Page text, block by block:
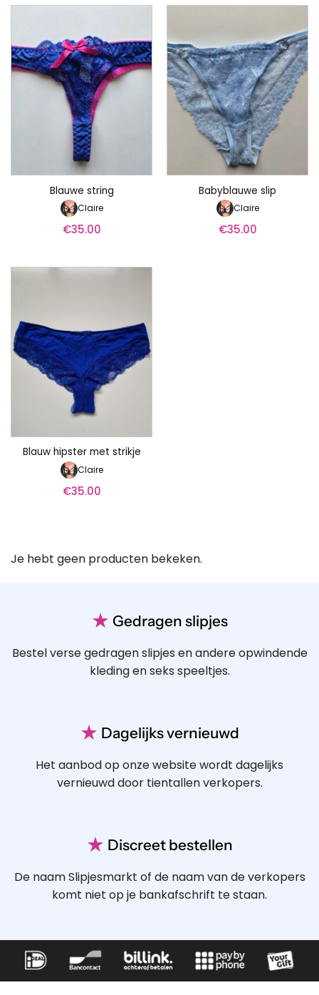
Blauwe string
Claire
€35.00
Babyblauwe slip
Claire
€35.00
Blauw hipster met strikje
Claire
€35.00
Je hebt geen producten bekeken.
★ Gedragen slipjes
Bestel verse gedragen slipjes en andere opwindende
kleding en seks speeltjes.
★ Dagelijks vernieuwd
Het aanbod op onze website wordt dagelijks
vernieuwd door tientallen verkopers.
★ Discreet bestellen
De naam Slipjesmarkt of de naam van de verkopers
komt niet op je bankafschrift te staan.